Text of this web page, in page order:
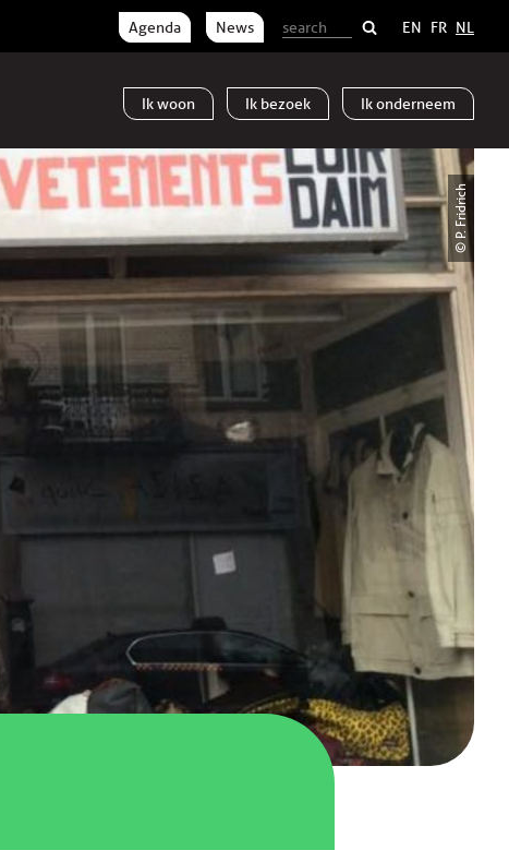
Ikwoon Ik bezoek Ikonderneem
Agenda News EN FR NL
© P. Fridrich